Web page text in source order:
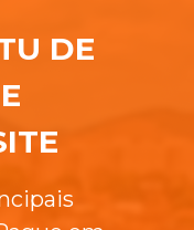
DE